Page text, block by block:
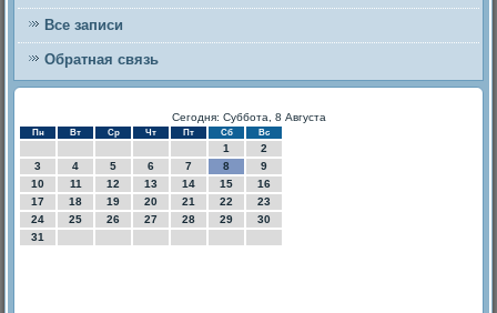
Все записи
Обратная связь
Сегодня: Суббота, 8 Августа
Пн Вт Ср Чт Пт Сб Вс
1
2
3
4 5 6 7 8
9
10
11 12 13 14 15
16
17
18 19 20 21 22
23
24
25 26 27 28 29
30
31